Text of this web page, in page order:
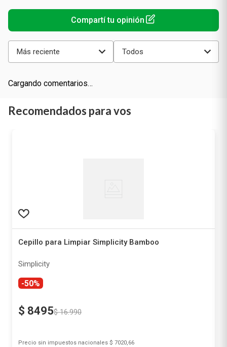
Más reciente Todos
Cargando comentarios…
Recomendados para vos
Cepillo para Limpiar Simplicity Bamboo
Simplicity
-50%
$ 8495$ 16.990
Precio sin impuestos nacionales $ 7020,66